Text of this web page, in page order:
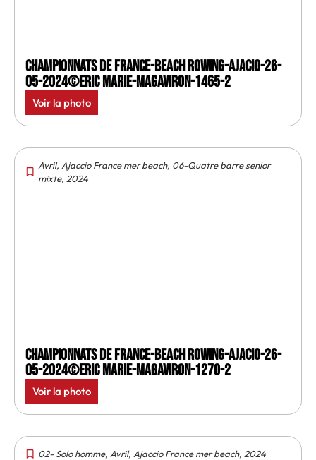
Championnats de France-Beach rowing-Ajacio-26-
05-2024©Eric Marie-MagAviron-1465-2
Voir la photo
Avril, Ajaccio France mer beach, 06-Quatre barre senior
mixte, 2024
Championnats de France-Beach rowing-Ajacio-26-
05-2024©Eric Marie-MagAviron-1270-2
Voir la photo
02- Solo homme, Avril, Ajaccio France mer beach, 2024